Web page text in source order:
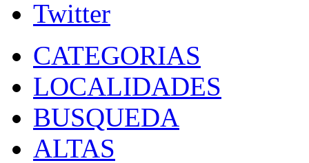
CATEGORIAS
LOCALIDADES
BUSQUEDA
ALTAS